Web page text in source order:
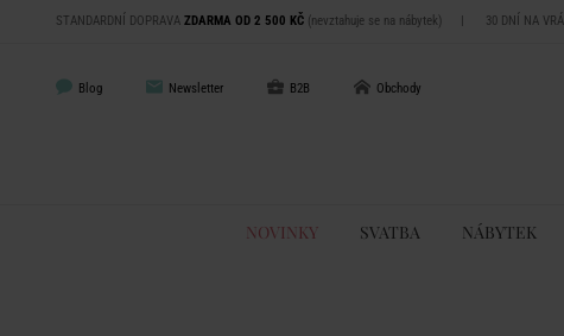
STANDARDNÍ DOPRAVA ZDARMA OD 2 500 KČ (nevztahuje se na nábytek) | 30 DNÍ NA
Blog Newsletter B2B Obchody
NOVINKY SVATBA NÁBYTEK